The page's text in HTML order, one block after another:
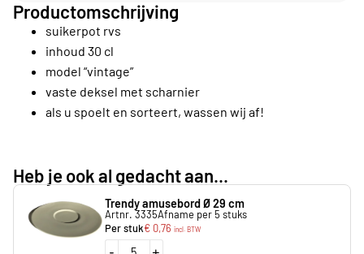
Productomschrijving
suikerpot rvs
inhoud 30 cl
model “vintage”
vaste deksel met scharnier
als u spoelt en sorteert, wassen wij af!
Heb je ook al gedacht aan...
Trendy amusebord Ø 29 cm
Artnr. 3335Afname per 5 stuks
Per stuk€ 0,76 incl. BTW